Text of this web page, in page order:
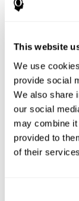
This website
We use
provide social
We also share
our social
may combine
provided to
of their
La percepción
actividades de
transitar e
depende
Así, evaluar
diferentes
niño va a tener